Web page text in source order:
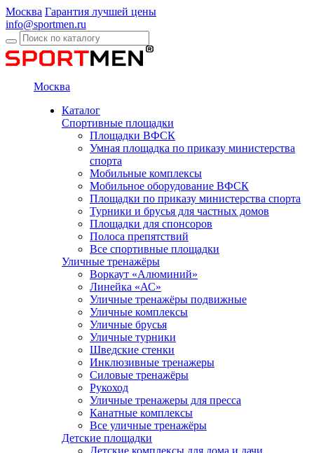
Москва Гарантия лучшей цены
info@sportmen.ru
Москва
Каталог
Спортивные площадки
Площадки ВФСК
Умная площадка по приказу министерства
спорта
Мобильные комплексы
Мобильное оборудование ВФСК
Площадки по приказу министерства спорта
Турники и брусья для частных домов
Площадки для спонсоров
Полоса препятствий
Все спортивные площадки
Уличные тренажёры
Воркаут «Алюминий»
Линейка «АС»
Уличные тренажёры подвижные
Уличные комплексы
Уличные брусья
Уличные турники
Шведские стенки
Инклюзивные тренажеры
Силовые тренажёры
Рукоход
Уличные тренажеры для пресса
Канатные комплексы
Все уличные тренажёры
Детские площадки
Детские комплексы для дома и дачи